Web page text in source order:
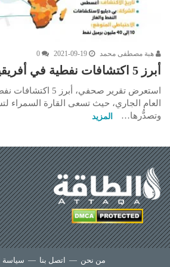
هبة مصطفى محمد 2021-09-19
0
أبرز 5 اكتشافات نفطية في أفريقيا خلال 2021
استعرض تقرير صحفي،
العام الجاري، حيث تسعى القارة السمراء
وتصدُّرها…
المزيد
من نحن — اتصل بنا — سياسة